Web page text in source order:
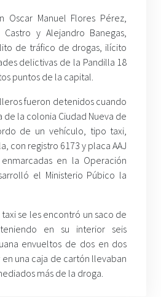
Oscar Manuel Flores Pérez,
Castro y Alejandro Banegas,
de tráfico de drogas, ilícito
delictivas de la Pandilla 18
puntos de la capital.
fueron detenidos cuando
de la colonia Ciudad Nueva de
de un vehículo, tipo taxi,
con registro 6173 y placa AAJ
en la Operación
el Ministerio Púbico la
se les encontró un saco de
en su interior seis
envueltos de dos en dos
una caja de cartón llevaban
más de la droga.